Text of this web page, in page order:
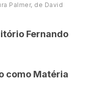
Palmer, de David
Fernando
como Matéria